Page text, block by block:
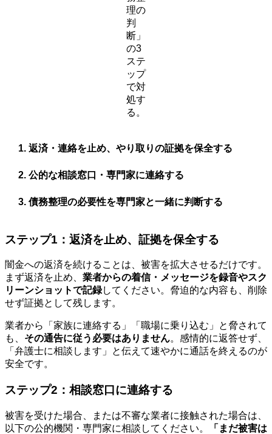
理の
判
断」
の3
ステ
ップ
で対
処す
る。
返済・連絡を止め、やり取りの証拠を保全する
公的な相談窓口・専門家に連絡する
債務整理の必要性を専門家と一緒に判断する
ステップ1：返済を止め、証拠を保全する
闇金への返済を続けることは、被害を拡大させるだけです。
まず返済を止め、 業者からの着信・メッセージを録音やスク
リーンショットで記録してください。脅迫的な内容も、削除
せず証拠として残します。
業者から「家族に連絡する」「職場に乗り込む」と脅されて
も、 その通告に従う必要はありません。感情的に返答せず、
「弁護士に相談します」と伝えて速やかに通話を終えるのが
安全です。
ステップ2：相談窓口に連絡する
被害を受けた場合、または不審な業者に接触された場合は、
以下の公的機関・専門家に相談してください。
「まだ被害は